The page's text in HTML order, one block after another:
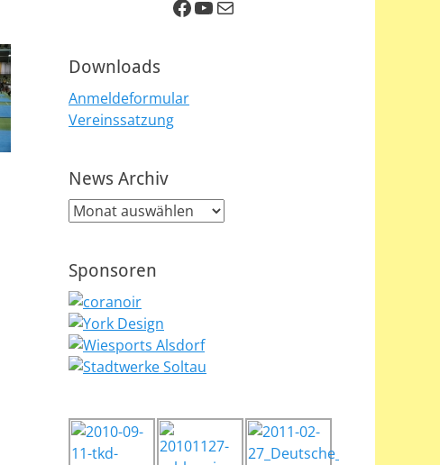
Facebook
YouTube
E-Mail
Downloads
Anmeldeformular
Vereinssatzung
News Archiv
News
Sponsoren